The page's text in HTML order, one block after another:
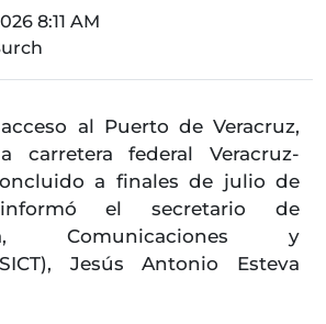
8:11 AM
al Puerto de Veracruz,
carretera federal Veracruz-
a finales de julio de
el secretario de
Comunicaciones y
Jesús Antonio Esteva